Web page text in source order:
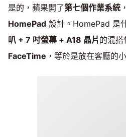
是的，蘋果開了第七個作業系統
HomePad 設計。HomePad 是
叭 + 7 吋螢幕 + A18 晶片 的混搭
FaceTime ，等於是放在客廳的